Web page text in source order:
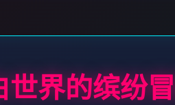
界的缤纷